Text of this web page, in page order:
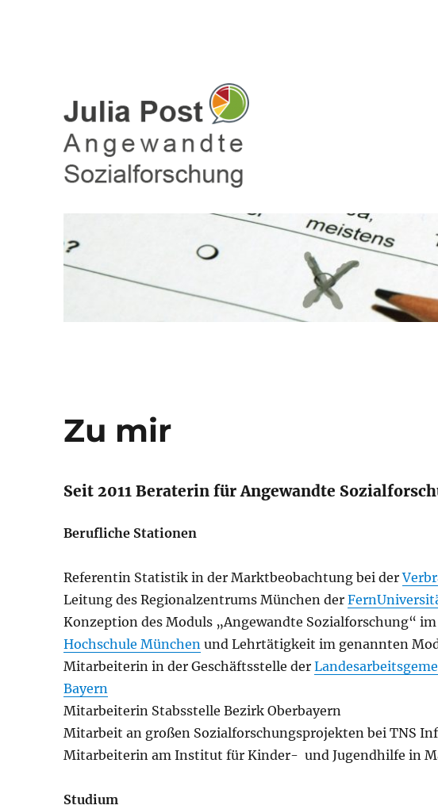
Julia Post – Befragungen,
Zu mir
Seit 2011 Beraterin für Angewandte
Berufliche Stationen
Referentin Statistik in der Marktbeobachtung bei der
Leitung des Regionalzentrums München der
Konzeption des Moduls „Angewandte Sozialforschung“
Hochschule München und Lehrtätigkeit im genannten
Mitarbeiterin in der Geschäftsstelle der
Bayern
Mitarbeiterin Stabsstelle Bezirk Oberbayern
Mitarbeit an großen Sozialforschungsprojekten bei TNS
Mitarbeiterin am Institut für Kinder- und Jugendhilfe in
Studium